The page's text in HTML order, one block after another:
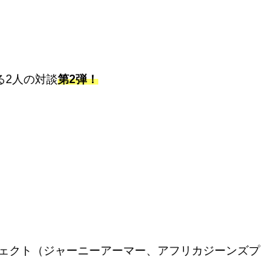
2人の対談第2弾！
クト（ジャーニーアーマー、アフリカジーンズプ